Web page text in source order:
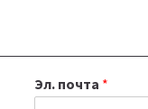
Эл. почта *